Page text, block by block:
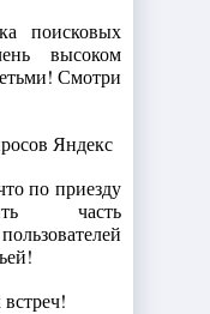
поисковых
высоком
Смотри
по приезду
часть